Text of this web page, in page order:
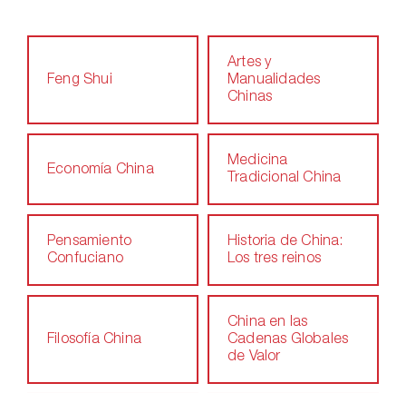
Feng Shui
Artes y
Manualidades
Chinas
Economía China
Medicina
Tradicional China
Pensamiento
Confuciano
Historia de China:
Los tres reinos
Filosofía China
China en las
Cadenas Globales
de Valor